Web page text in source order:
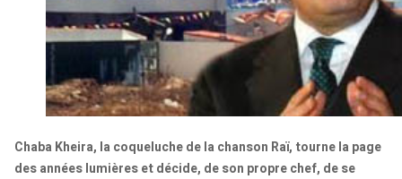
Chaba Kheira, la coqueluche de la chanson Raï, tourne la page
des années lumières et décide, de son propre chef, de se